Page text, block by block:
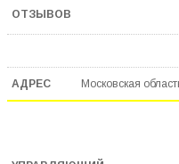
Московская